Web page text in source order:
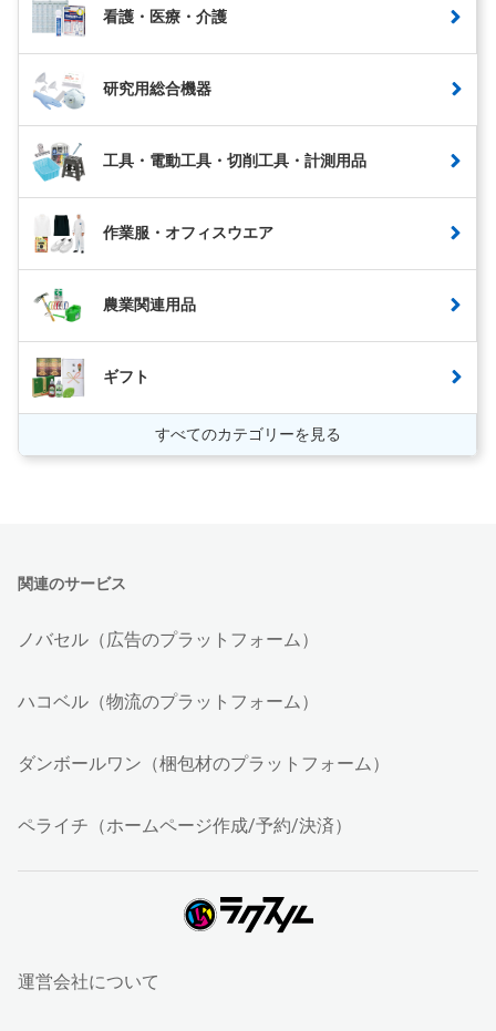
看護・医療・介護
研究用総合機器
工具・電動工具・切削工具・計測用品
作業服・オフィスウエア
農業関連用品
ギフト
すべてのカテゴリーを見る
関連のサービス
ノバセル（広告のプラットフォーム）
ハコベル（物流のプラットフォーム）
ダンボールワン（梱包材のプラットフォーム）
ペライチ（ホームページ作成/予約/決済）
運営会社について